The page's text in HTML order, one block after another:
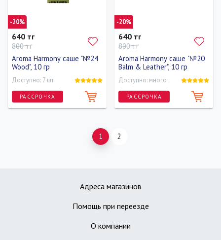
-20%
640 тг
800 тг
Aroma Harmony саше "№24
Wood", 10 гр
Доступно: 7 шт
РАССРОЧКА
-20%
640 тг
800 тг
Aroma Harmony саше "№20
Balm & Leather", 10 гр
Доступно: много
РАССРОЧКА
1 2
Адреса магазинов
Помощь при переезде
О компании